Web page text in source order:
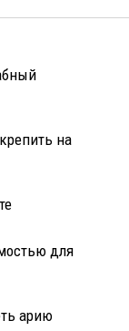
на
для
арию